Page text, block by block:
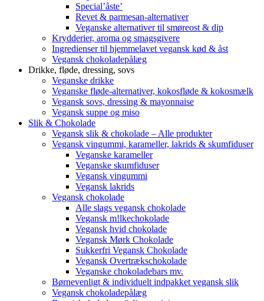
Special’åste’
Revet & parmesan-alternativer
Veganske alternativer til smøreost & dip
Krydderier, aroma og smagsgivere
Ingredienser til hjemmelavet vegansk kød & åst
Vegansk chokoladepålæg
Drikke, fløde, dressing, sovs
Veganske drikke
Veganske fløde-alternativer, kokosfløde & kokosmælk
Vegansk sovs, dressing & mayonnaise
Vegansk suppe og miso
Slik & Chokolade
Vegansk slik & chokolade – Alle produkter
Vegansk vingummi, karameller, lakrids & skumfiduser
Veganske karameller
Veganske skumfiduser
Vegansk vingummi
Vegansk lakrids
Vegansk chokolade
Alle slags vegansk chokolade
Vegansk m!lkechokolade
Vegansk hvid chokolade
Vegansk Mørk Chokolade
Sukkerfri Vegansk Chokolade
Vegansk Overtrækschokolade
Veganske chokoladebars mv.
Børnevenligt & individuelt indpakket vegansk slik
Vegansk chokoladepålæg